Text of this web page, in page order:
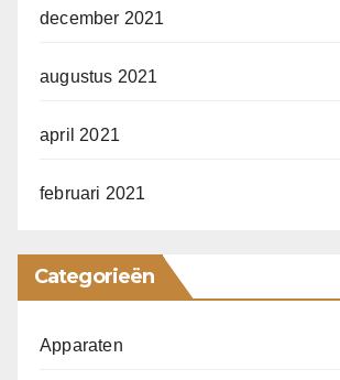
december 2021
augustus 2021
april 2021
februari 2021
Categorieën
Apparaten